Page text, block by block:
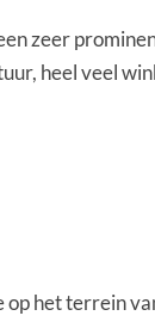
zeer
heel veel
het terrein